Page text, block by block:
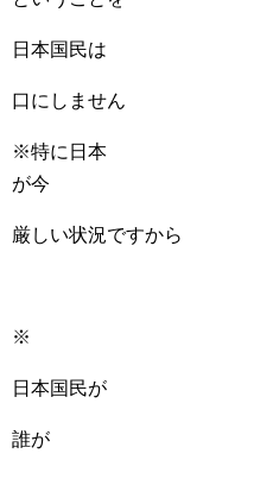
日本国民は
口にしません
※特に日本
が今
厳しい状況ですから
※
日本国民が
誰が